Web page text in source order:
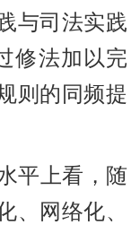
与司法实践
修法加以完
则的同频提
平上看，随
、网络化、